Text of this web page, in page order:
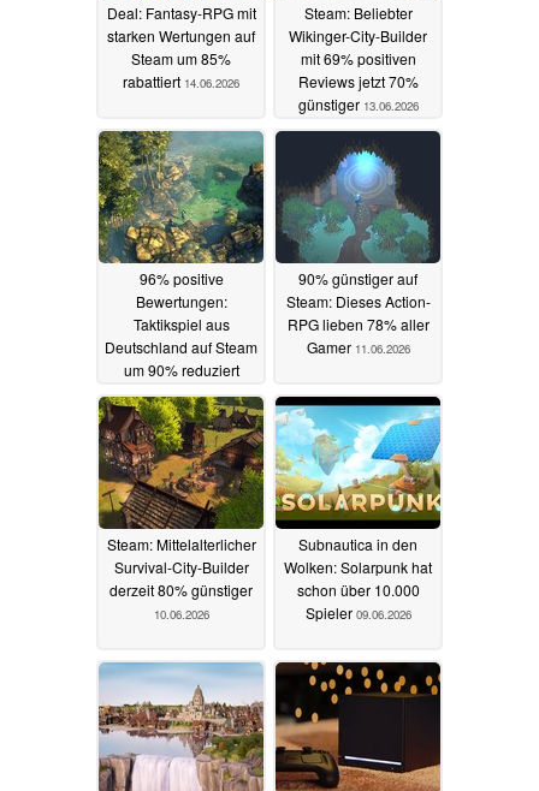
Deal: Fantasy-RPG mit
starken Wertungen auf
Steam um 85%
rabattiert 14.06.2026
Steam: Beliebter
Wikinger-City-Builder
mit 69% positiven
Reviews jetzt 70%
günstiger 13.06.2026
96% positive
Bewertungen:
Taktikspiel aus
Deutschland auf Steam
um 90% reduziert
12.06.2026
90% günstiger auf
Steam: Dieses Action-
RPG lieben 78% aller
Gamer 11.06.2026
Steam: Mittelalterlicher
Survival-City-Builder
derzeit 80% günstiger
10.06.2026
Subnautica in den
Wolken: Solarpunk hat
schon über 10.000
Spieler 09.06.2026